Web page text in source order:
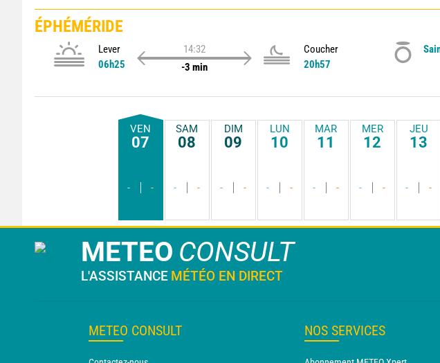
ÉPHÉMÉRIDE
Lever
06h25
14:32
-3 min
Coucher
20h57
VEN
07
- -
SAM
08
- -
DIM
09
- -
LUN
10
- -
MAR
11
- -
MER
12
- -
JEU
13
- -
METEO CONSULT
L'ASSISTANCE MÉTÉO EN DIRECT
METEO CONSULT NOS SERVICES